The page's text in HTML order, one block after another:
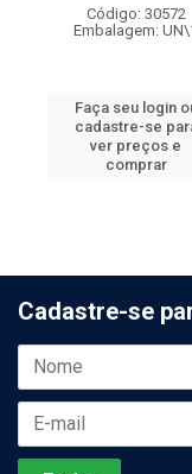
Código: 30572
Embalagem:
Faça seu login
cadastre-se
ver preços e
comprar
Cadastre-se